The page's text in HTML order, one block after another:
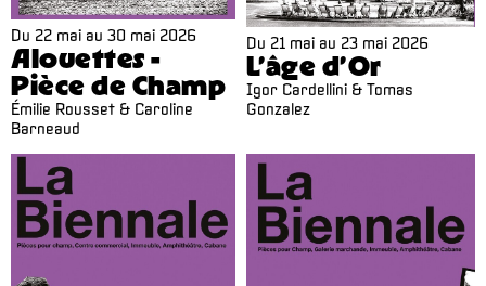
Du 22 mai au 30 mai 2026
Alouettes -
Pièce de Champ
Émilie Rousset & Caroline
Barneaud
Du 21 maiau 23 mai 2026
L’âge d’Or
Igor Cardellini & Tomas
Gonzalez